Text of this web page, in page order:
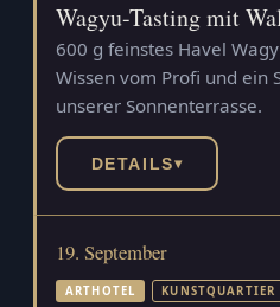
Wagyu-Tasting mit
600 g feinstes Havel
Wissen vom Profi und ein
unserer Sonnenterrasse.
DETAILS▾
19. September
ARTHOTEL KUNSTQUARTIER